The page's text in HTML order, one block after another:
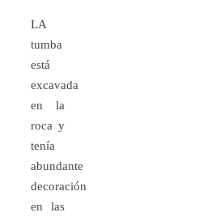
LA
tumba
está
excavada
en la
roca y
tenía
abundante
decoración
en las